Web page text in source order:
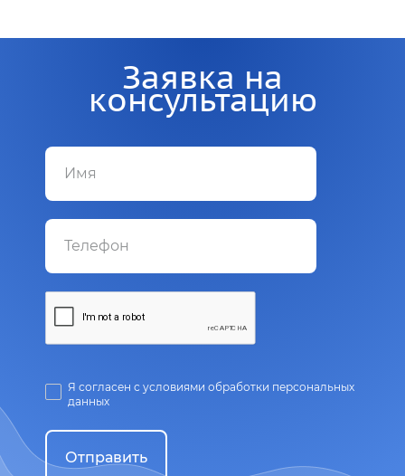
Заявка на
консультацию
Я согласен с условиями обработки персональных
данных
Отправить